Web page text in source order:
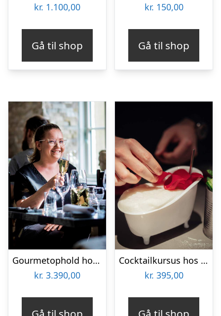
kr. 1.100,00
Gå til shop
kr. 150,00
Gå til shop
Gourmetophold hos Fladbro Kro
kr. 3.390,00
Cocktailkursus hos Gedulgt i Aarhus
kr. 395,00